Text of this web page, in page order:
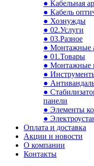
● Кабельная
● Кабель
● Хознужды
● 02.Услуги
● 03.Разное
● Монтажные
● 01.Товары
● Монтажные
●
●
●
панели
● Элементы
●
Оплата и доставка
Акции и новости
О компании
Контакты